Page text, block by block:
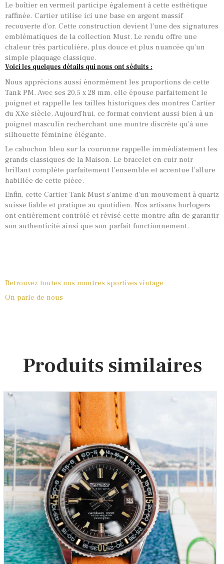
Le boîtier en vermeil participe également à cette esthétique
raffinée. Cartier utilise ici une base en argent massif
recouverte d’or. Cette construction devient l’une des signatures
emblématiques de la collection Must. Le rendu offre une
chaleur très particulière, plus douce et plus nuancée qu’un
simple plaquage classique.
Voici les quelques détails qui nous ont séduits :
Nous apprécions aussi énormément les proportions de cette
Tank PM. Avec ses 20,5 x 28 mm, elle épouse parfaitement le
poignet et rappelle les tailles historiques des montres Cartier
du XXe siècle. Aujourd’hui, ce format convient aussi bien à un
poignet masculin recherchant une montre discrète qu’à une
silhouette féminine élégante.
Le cabochon bleu sur la couronne rappelle immédiatement les
grands classiques de la Maison. Le bracelet en cuir noir
brillant complète parfaitement l’ensemble et accentue l’allure
habillée de cette pièce.
Enfin, cette Cartier Tank Must s’anime d’un mouvement à quartz
suisse fiable et pratique au quotidien. Nos artisans horlogers
ont entièrement contrôlé et révisé cette montre afin de garantir
son authenticité ainsi que son parfait fonctionnement.
Retrouvez toutes nos montres sportives vintage
On parle de nous
Produits similaires
THERMIDOR Caribbean 1000m « Mini-Submariner
pour femme » (Vintage 1980)
950 00 €